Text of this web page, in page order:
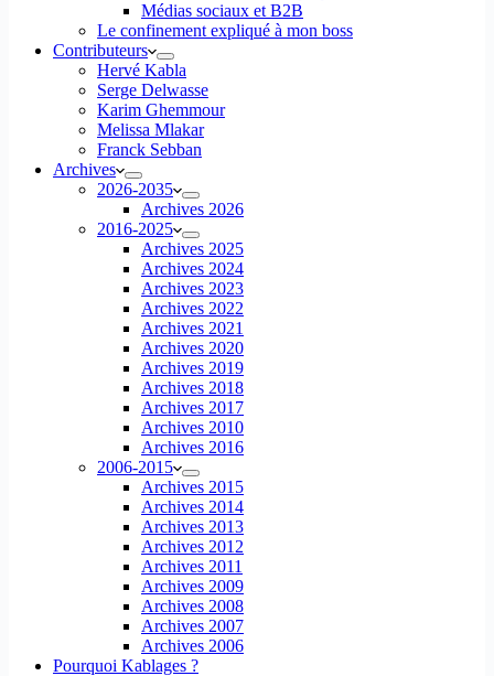
Médias sociaux et B2B
Le confinement expliqué à mon boss
Contributeurs
Hervé Kabla
Serge Delwasse
Karim Ghemmour
Melissa Mlakar
Franck Sebban
Archives
2026-2035
Archives 2026
2016-2025
Archives 2025
Archives 2024
Archives 2023
Archives 2022
Archives 2021
Archives 2020
Archives 2019
Archives 2018
Archives 2017
Archives 2010
Archives 2016
2006-2015
Archives 2015
Archives 2014
Archives 2013
Archives 2012
Archives 2011
Archives 2009
Archives 2008
Archives 2007
Archives 2006
Pourquoi Kablages ?